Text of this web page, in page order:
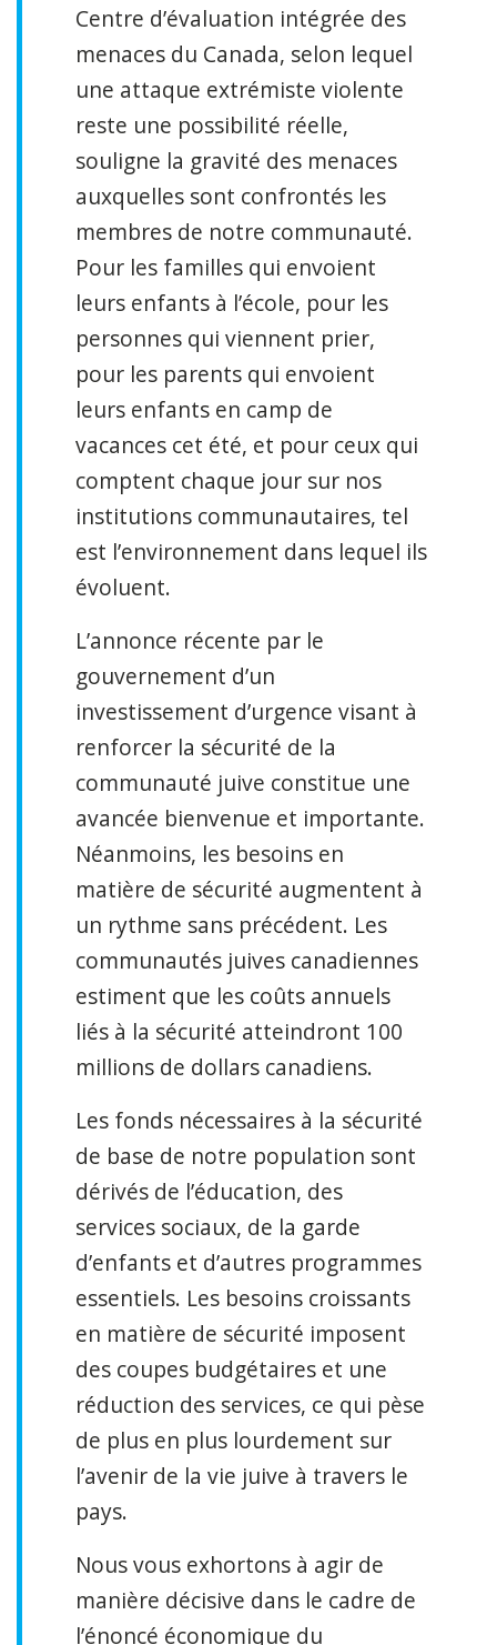
Centre d’évaluation intégrée des
menaces du Canada, selon lequel
une attaque extrémiste violente
reste une possibilité réelle,
souligne la gravité des menaces
auxquelles sont confrontés les
membres de notre communauté.
Pour les familles qui envoient
leurs enfants à l’école, pour les
personnes qui viennent prier,
pour les parents qui envoient
leurs enfants en camp de
vacances cet été, et pour ceux qui
comptent chaque jour sur nos
institutions communautaires, tel
est l’environnement dans lequel ils
évoluent.
L’annonce récente par le
gouvernement d’un
investissement d’urgence visant à
renforcer la sécurité de la
communauté juive constitue une
avancée bienvenue et importante.
Néanmoins, les besoins en
matière de sécurité augmentent à
un rythme sans précédent. Les
communautés juives canadiennes
estiment que les coûts annuels
liés à la sécurité atteindront 100
millions de dollars canadiens.
Les fonds nécessaires à la sécurité
de base de notre population sont
dérivés de l’éducation, des
services sociaux, de la garde
d’enfants et d’autres programmes
essentiels. Les besoins croissants
en matière de sécurité imposent
des coupes budgétaires et une
réduction des services, ce qui pèse
de plus en plus lourdement sur
l’avenir de la vie juive à travers le
pays.
Nous vous exhortons à agir de
manière décisive dans le cadre de
l’énoncé économique du